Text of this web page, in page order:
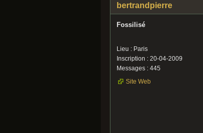
bertrandpierre
Fossilisé
Lieu : Paris
Inscription : 20-04-2009
Messages : 445
Site Web